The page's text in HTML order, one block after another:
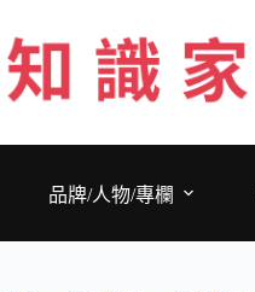
至
主
要
品牌/人物/專欄